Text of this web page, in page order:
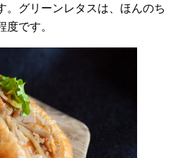
。グリーンレタスは、ほんのち
度です。